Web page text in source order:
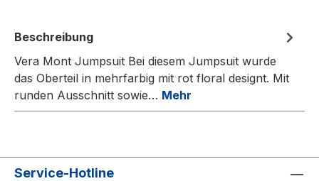
Beschreibung
Vera Mont Jumpsuit Bei diesem Jumpsuit wurde
das Oberteil in mehrfarbig mit rot floral designt. Mit
runden Ausschnitt sowie… Mehr
Service-Hotline